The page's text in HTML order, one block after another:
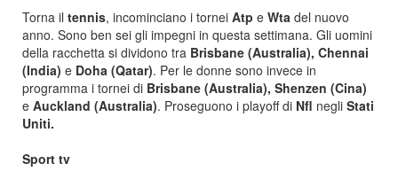
Torna il tennis, incominciano i tornei Atp e Wta del nuovo
anno. Sono ben sei gli impegni in questa settimana. Gli uomini
della racchetta si dividono tra Brisbane (Australia), Chennai
(India) e Doha (Qatar). Per le donne sono invece in
programma i tornei di Brisbane (Australia), Shenzen (Cina)
e Auckland (Australia). Proseguono i playoff di Nfl negli Stati
Uniti.
Sport tv